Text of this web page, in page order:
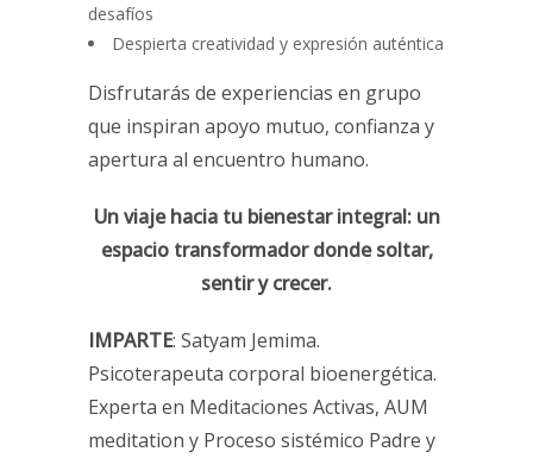
desafíos
Despierta creatividad y expresión auténtica
Disfrutarás de experiencias en grupo
que inspiran apoyo mutuo, confianza y
apertura al encuentro humano.
Un viaje hacia tu bienestar integral: un
espacio transformador donde soltar,
sentir y crecer.
IMPARTE: Satyam Jemima.
Psicoterapeuta corporal bioenergética.
Experta en Meditaciones Activas, AUM
meditation y Proceso sistémico Padre y